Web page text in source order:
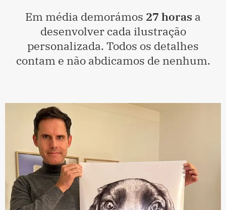
Em média demorámos 27 horas a
desenvolver cada ilustração
personalizada. Todos os detalhes
contam e não abdicamos de nenhum.